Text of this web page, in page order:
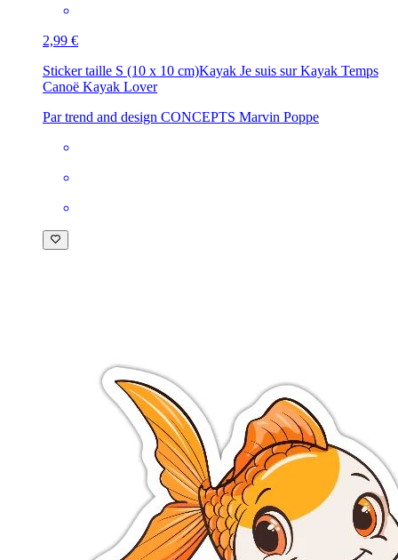
2,99 €
Sticker taille S (10 x 10 cm)Kayak Je suis sur Kayak Temps
Canoë Kayak Lover
Par trend and design CONCEPTS Marvin Poppe